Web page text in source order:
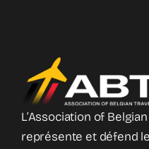
L’Association of
représente et défend